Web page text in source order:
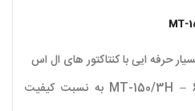
حرفه ایی با کنتاکتور های ال اس
قیمت مناسب بیمتال MT-150/3H – 63~85 به نسبت کیفیت